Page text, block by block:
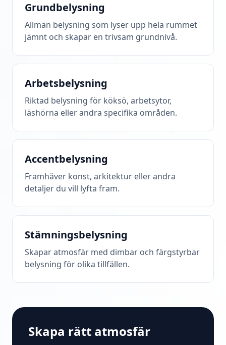
Grundbelysning
Allmän belysning som lyser upp hela rummet
jämnt och skapar en trivsam grundnivå.
Arbetsbelysning
Riktad belysning för köksö, arbetsytor,
läshörna eller andra specifika områden.
Accentbelysning
Framhäver konst, arkitektur eller andra
detaljer du vill lyfta fram.
Stämningsbelysning
Skapar atmosfär med dimbar och färgstyrbar
belysning för olika tillfällen.
Skapa rätt atmosfär